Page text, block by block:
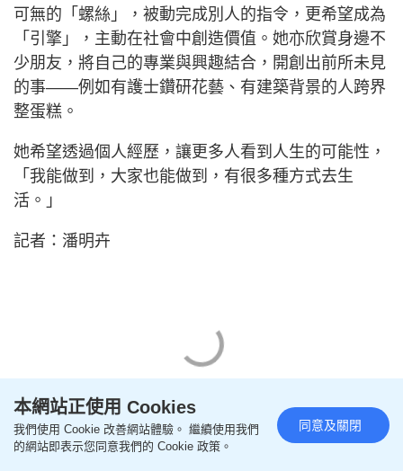
可無的「螺絲」，被動完成別人的指令，更希望成為
「引擎」，主動在社會中創造價值。她亦欣賞身邊不
少朋友，將自己的專業與興趣結合，開創出前所未見
的事——例如有護士鑽研花藝、有建築背景的人跨界
整蛋糕。
她希望透過個人經歷，讓更多人看到人生的可能性，
「我能做到，大家也能做到，有很多種方式去生
活。」
記者：潘明卉
本網站正使用 Cookies
我們使用 Cookie 改善網站體驗。 繼續使用我們
的網站即表示您同意我們的 Cookie 政策。
同意及關閉